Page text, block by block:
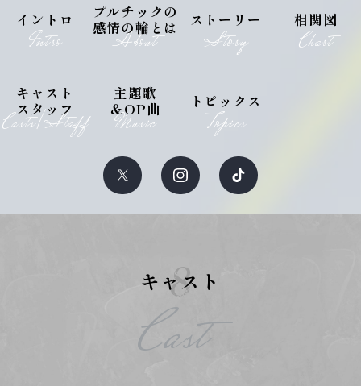
イントロ
Intro
プルチックの
感情の輪とは
About
ストーリー
Story
相関図
Chart
キャスト
スタッフ
Casts/Staff
主題歌
＆OP曲
Music
トピックス
Topics
キャスト
Cast